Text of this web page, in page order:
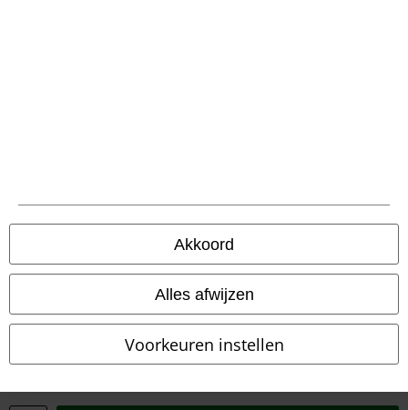
Akkoord
Alles afwijzen
Voorkeuren instellen
Alle prijzen incl.wettelijke BTW
© 1986-2026 Large Popmerchandising BV
Onze online shops